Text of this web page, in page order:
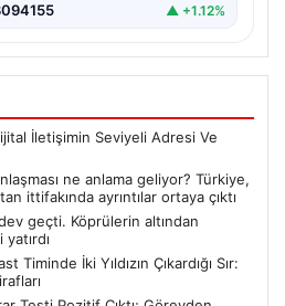
▲ +1.12%
İletişimin Seviyeli Adresi Ve
ne anlama geliyor? Türkiye,
ittifakında ayrıntılar ortaya çıktı
geçti. Köprülerin altından
Timinde İki Yıldızın Çıkardığı Sır: